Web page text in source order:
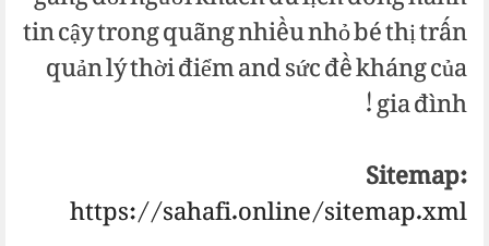
tin cậy trong quãng nhiều nhỏ bé thị trấn
quản lý thời điểm and sức đề kháng của
gia đình!
Sitemap:
https://sahafi.online/sitemap.xml